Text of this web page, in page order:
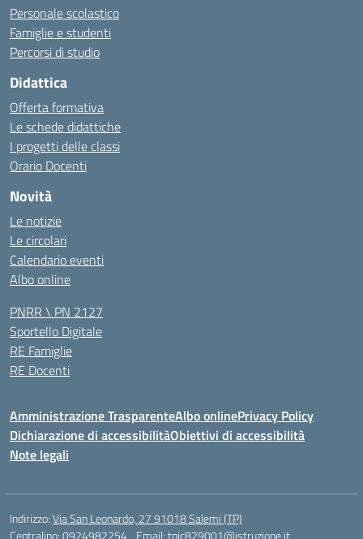
Personale scolastico
Famiglie e studenti
Percorsi di studio
Didattica
Offerta formativa
Le schede didattiche
I progetti delle classi
Orario Docenti
Novità
Le notizie
Le circolari
Calendario eventi
Albo online
PNRR \ PN 2127
Sportello Digitale
RE Famiglie
RE Docenti
Amministrazione TrasparenteAlbo onlinePrivacy Policy
Dichiarazione di accessibilitàObiettivi di accessibilità
Note legali
Indirizzo:Via San Leonardo, 27 91018 Salemi (TP)
Centralino:0924982254 Email:tpic829001@istruzione.it